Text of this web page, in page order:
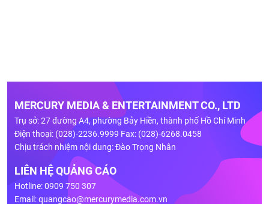
MERCURY MEDIA & ENTERTAINMENT CO., LTD
Trụ sở: 27 đường A4, phường Bảy Hiền, thành phố Hồ Chí Minh
Điện thoại: (028)-2236.9999 Fax: (028)-6268.0458
Chịu trách nhiệm nội dung: Đào Trọng Nhân
LIÊN HỆ QUẢNG CÁO
Hotline: 0909 750 307
Email:quangcao@mercurymedia.com.vn